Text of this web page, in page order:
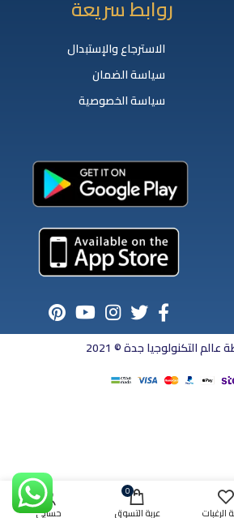
روابط سريعة
الاسترجاع والإستبدال
سياسة الضمان
سياسة الخصوصية
التكنولوجيا جدة © 2021
الرغبات
0
عربة التسوق حسابي